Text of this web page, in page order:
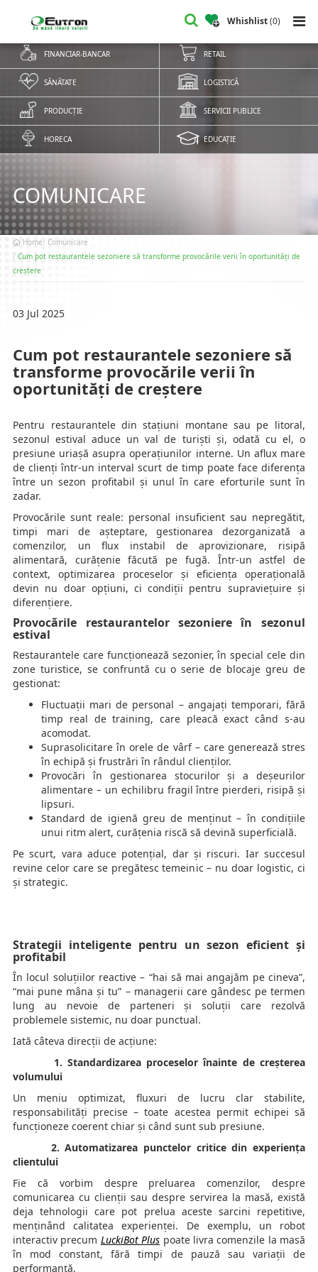
Whishlist(0)
FINANCIAR-BANCAR RETAIL
SĂNĂTATE LOGISTICĂ
PRODUCȚIE SERVICII PUBLICE
HORECA EDUCAȚIE
COMUNICARE
Home Comunicare
Cum pot restaurantele sezoniere să transforme provocările verii în oportunități de
creștere
03 Jul 2025
Cum pot restaurantele sezoniere să
transforme provocările verii în
oportunități de creștere
Pentru restaurantele din stațiuni montane sau pe litoral,
sezonul estival aduce un val de turiști și, odată cu el, o
presiune uriașă asupra operațiunilor interne. Un aflux mare
de clienți într-un interval scurt de timp poate face diferența
între un sezon profitabil și unul în care eforturile sunt în
zadar.
Provocările sunt reale: personal insuficient sau nepregătit,
timpi mari de așteptare, gestionarea dezorganizată a
comenzilor, un flux instabil de aprovizionare, risipă
alimentară, curățenie făcută pe fugă. Într-un astfel de
context, optimizarea proceselor și eficiența operațională
devin nu doar opțiuni, ci condiții pentru supraviețuire și
diferențiere.
Provocările restaurantelor sezoniere în sezonul
estival
Restaurantele care funcționează sezonier, în special cele din
zone turistice, se confruntă cu o serie de blocaje greu de
gestionat:
Fluctuații mari de personal – angajați temporari, fără
timp real de training, care pleacă exact când s-au
acomodat.
Suprasolicitare în orele de vârf – care generează stres
în echipă și frustrări în rândul clienților.
Provocări în gestionarea stocurilor și a deșeurilor
alimentare – un echilibru fragil între pierderi, risipă și
lipsuri.
Standard de igienă greu de menținut – în condițiile
unui ritm alert, curățenia riscă să devină superficială.
Pe scurt, vara aduce potențial, dar și riscuri. Iar succesul
revine celor care se pregătesc temeinic – nu doar logistic, ci
și strategic.
Strategii inteligente pentru un sezon eficient și
profitabil
În locul soluțiilor reactive – “hai să mai angajăm pe cineva”,
“mai pune mâna și tu” – managerii care gândesc pe termen
lung au nevoie de parteneri și soluții care rezolvă
problemele sistemic, nu doar punctual.
Iată câteva direcții de acțiune:
1. Standardizarea proceselor înainte de creșterea
volumului
Un meniu optimizat, fluxuri de lucru clar stabilite,
responsabilități precise – toate acestea permit echipei să
funcționeze coerent chiar și când sunt sub presiune.
2. Automatizarea punctelor critice din experiența
clientului
Fie că vorbim despre preluarea comenzilor, despre
comunicarea cu clienții sau despre servirea la masă, există
deja tehnologii care pot prelua aceste sarcini repetitive,
menținând calitatea experienței. De exemplu, un robot
interactiv precum LuckiBot Plus poate livra comenzile la masă
în mod constant, fără timpi de pauză sau variații de
performanță.